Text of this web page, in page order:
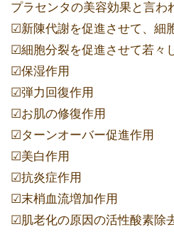
プラセンタの美容効果と言わ
☑︎新陳代謝を促進させて、細
☑︎細胞分裂を促進させて若々
☑︎保湿作用
☑︎弾力回復作用
☑︎お肌の修復作用
☑︎ターンオーバー促進作用
☑︎美白作用
☑︎抗炎症作用
☑︎末梢血流増加作用
☑︎肌老化の原因の活性酸素除